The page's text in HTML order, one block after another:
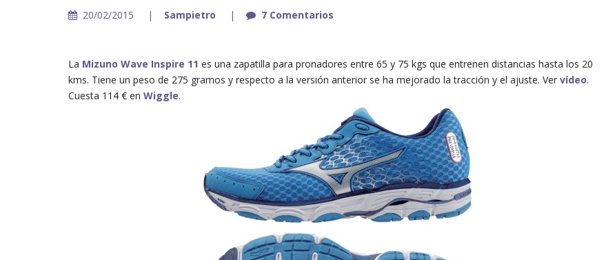
20/02/2015 Sampietro 7 Comentarios
La Mizuno Wave Inspire 11 es una zapatilla para pronadores entre 65 y 75 kgs que entrenen distancias hasta los 20
kms. Tiene un peso de 275 gramos y respecto a la versión anterior se ha mejorado la tracción y el ajuste. Ver vídeo.
Cuesta 114 € en Wiggle.